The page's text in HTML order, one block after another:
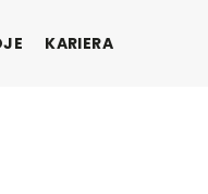
KARIERA